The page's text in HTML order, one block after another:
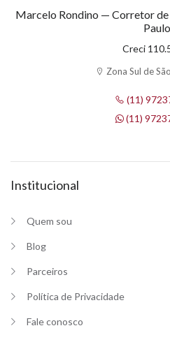
Marcelo Rondino — Corretor de
Paulo
Creci
Zona Sul de
(11)
(11)
Institucional
Quem sou
Blog
Parceiros
Política de Privacidade
Fale conosco